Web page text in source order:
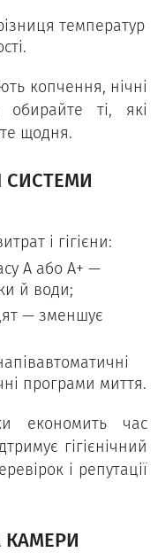
температур
копчення, нічні
ті, які
щодня.
СИСТЕМИ
і гігієни:
А або А+ —
й води;
— зменшує
програми миття.
економить час
гігієнічний
і репутації
КАМЕРИ